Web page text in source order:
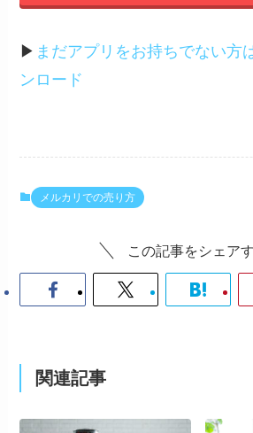
▶︎ まだアプリをお持ちでない方
ンロード
メルカリでの売り方
この記事をシェア
関連記事